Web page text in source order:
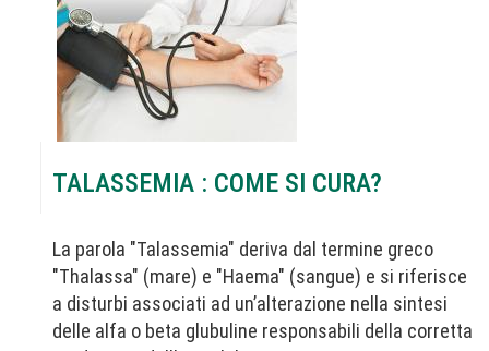
TALASSEMIA : COME SI CURA?
La parola "Talassemia" deriva dal termine greco
"Thalassa" (mare) e "Haema" (sangue) e si riferisce
a disturbi associati ad un’alterazione nella sintesi
delle alfa o beta glubuline responsabili della corretta